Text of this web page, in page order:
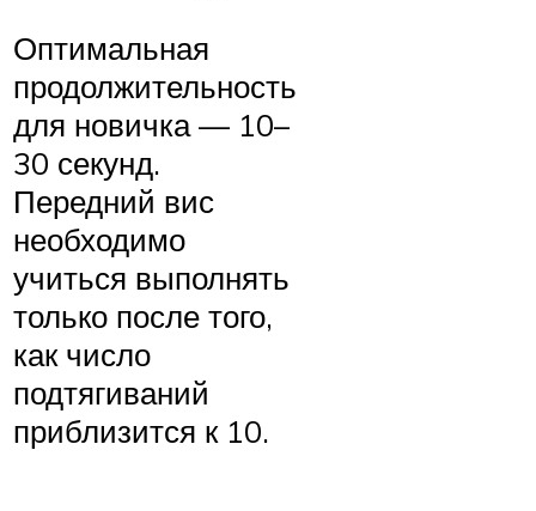
Оптимальная
продолжительность
для новичка — 10–
30 секунд.
Передний вис
необходимо
учиться выполнять
только после того,
как число
подтягиваний
приблизится к 10.